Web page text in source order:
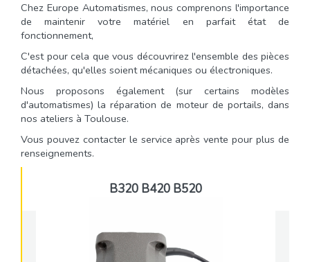
Chez Europe Automatismes, nous comprenons l'importance
de maintenir votre matériel en parfait état de
fonctionnement,
C'est pour cela que vous découvrirez l'ensemble des pièces
détachées, qu'elles soient mécaniques ou électroniques.
Nous proposons également (sur certains modèles
d'automatismes) la réparation de moteur de portails, dans
nos ateliers à Toulouse.
Vous pouvez contacter le service après vente pour plus de
renseignements.
B320 B420 B520